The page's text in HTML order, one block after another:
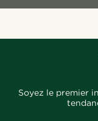
Soyez le premier